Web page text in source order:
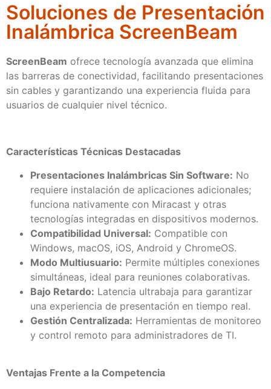
Soluciones de Presentación
Inalámbrica ScreenBeam
ScreenBeam ofrece tecnología avanzada que elimina
las barreras de conectividad, facilitando presentaciones
sin cables y garantizando una experiencia fluida para
usuarios de cualquier nivel técnico.
Características Técnicas Destacadas
Presentaciones Inalámbricas Sin Software: No
requiere instalación de aplicaciones adicionales;
funciona nativamente con Miracast y otras
tecnologías integradas en dispositivos modernos.
Compatibilidad Universal: Compatible con
Windows, macOS, iOS, Android y ChromeOS.
Modo Multiusuario: Permite múltiples conexiones
simultáneas, ideal para reuniones colaborativas.
Bajo Retardo: Latencia ultrabaja para garantizar
una experiencia de presentación en tiempo real.
Gestión Centralizada: Herramientas de monitoreo
y control remoto para administradores de TI.
Ventajas Frente a la Competencia